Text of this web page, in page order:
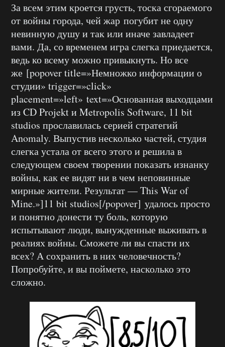
За всем этим кроется грусть, тоска сгораемого
от войны города, чей жар погубит не одну
невинную душу и так или иначе завладеет
вами. Да, со временем игра слегка приедается,
ведь ко всему можно привыкнуть. Но все
же [popover title=»Немножко информации о
студии» trigger=»click»
placement=»left» text=»Основанная выходцами
из CD Projekt и Metropolis Software, 11 bit
studios прославилась серией стратегий
Anomaly. Выпустив несколько частей, студия
слегка устала от всего этого и решила в
следующем своем творении показать изнанку
войны, как ее видят ни в чем неповинные
мирные жители. Результат — This War of
Mine.»]11 bit studios[/popover] удалось просто
и понятно донести ту боль, которую
испытывают люди, вынужденные выживать в
реалиях войны. Сможете ли вы спасти их
всех? А сохранить в них человечность?
Попробуйте, и вы поймете, насколько это
сложно.